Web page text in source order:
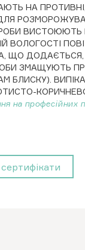
НА
ВИСТОЮЮТЬ
ВОЛОГОСТІ
ЩО
ЗМАЩУЮТЬ
БЛИСКУ).
на професійних